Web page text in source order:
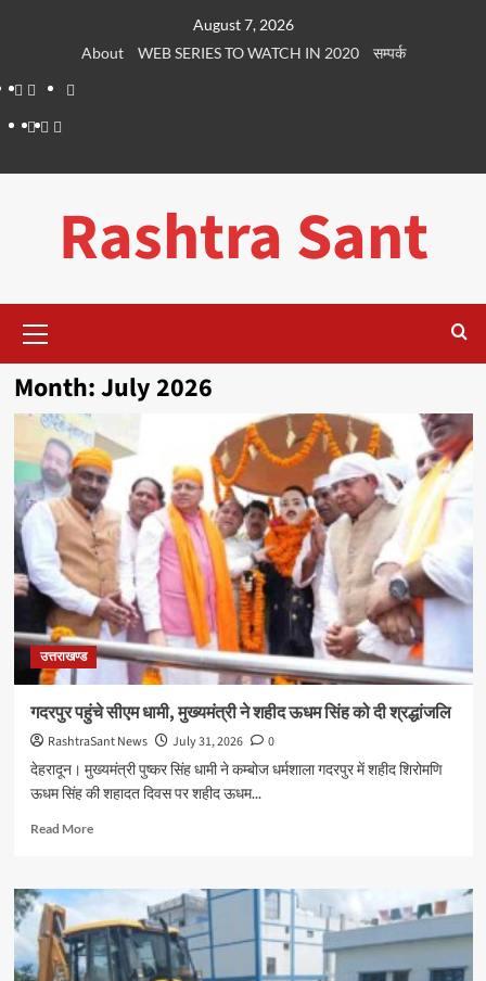
August 7, 2026
About
WEB SERIES TO WATCH IN 2020
सम्पर्क
About
WEB
SERIES
Dehradun
LifePlaces
सम्पर्क
Rashtra Sant
Menu
Month:July 2026
उत्तराखण्ड
गदरपुर पहुंचे सीएम धामी, मुख्यमंत्री ने शहीद ऊधम सिंह को दी श्रद्धांजलि
RashtraSant News July 31, 2026
0
देहरादून। मुख्यमंत्री पुष्कर सिंह धामी ने कम्बोज धर्मशाला गदरपुर में शहीद शिरोमणि
ऊधम सिंह की शहादत दिवस पर शहीद ऊधम...
Read MoreRead
गदरपुर
सीएम
धामी,
मुख्यमंत्री